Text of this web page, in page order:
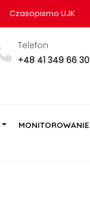
Czasopismo UJK
Telefon
+48 41 349 66 30
MONITOROWANIE